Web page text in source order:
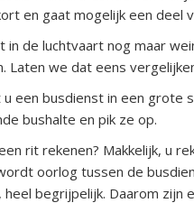
en gaat mogelijk een deel
in de luchtvaart nog maar
Laten we dat eens
een busdienst in een grote
bushalte en pik ze op.
rit rekenen? Makkelijk, u
oorlog tussen de
begrijpelijk. Daarom zijn